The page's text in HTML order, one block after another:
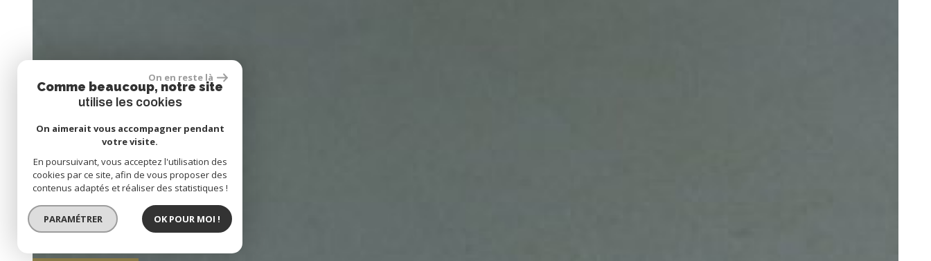
On en reste là
Comme beaucoup, notre site
utilise les cookies
On aimerait vous accompagner pendant
votre visite.
En poursuivant, vous acceptez l'utilisation des
cookies par ce site, afin de vous proposer des
contenus adaptés et réaliser des statistiques !
PARAMÉTRER OK POUR MOI !